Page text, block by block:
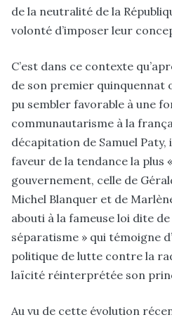
de la neutralité de la
volonté d’imposer leur
C’est dans ce contexte
de son premier quinquennat
pu sembler favorable à une
communautarisme à la
décapitation de Samuel
faveur de la tendance la plus
gouvernement, celle de
Michel Blanquer et de
abouti à la fameuse loi dite
séparatisme » qui témoigne
politique de lutte contre la
laïcité réinterprétée son
Au vu de cette évolution